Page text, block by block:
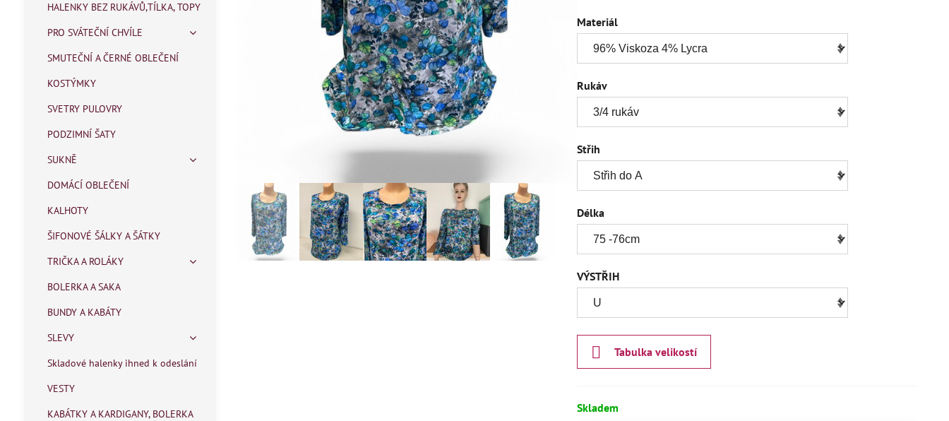
Materiál
Rukáv
Střih
Délka
VÝSTŘIH
Tabulka velikostí
Skladem
HALENKY BEZ RUKÁVŮ,TÍLKA, TOPY
PRO SVÁTEČNÍ CHVÍLE
SMUTEČNÍ A ČERNÉ OBLEČENÍ
KOSTÝMKY
SVETRY PULOVRY
PODZIMNÍ ŠATY
SUKNĚ
DOMÁCÍ OBLEČENÍ
KALHOTY
ŠIFONOVÉ ŠÁLKY A ŠÁTKY
TRIČKA A ROLÁKY
BOLERKA A SAKA
BUNDY A KABÁTY
SLEVY
Skladové halenky ihned k odeslání
VESTY
KABÁTKY A KARDIGANY, BOLERKA